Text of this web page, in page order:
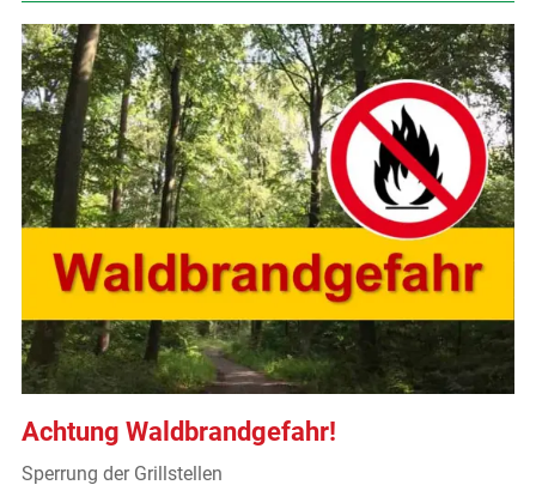
Achtung Waldbrandgefahr!
Sperrung der Grillstellen